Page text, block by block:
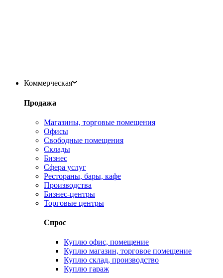
Коммерческая
Продажа
Магазины, торговые помещения
Офисы
Свободные помещения
Склады
Бизнес
Сфера услуг
Рестораны, бары, кафе
Производства
Бизнес-центры
Торговые центры
Спрос
Куплю офис, помещение
Куплю магазин, торговое помещение
Куплю склад, производство
Куплю гараж